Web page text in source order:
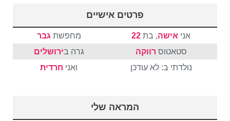
פרטים אישיים
אני אישה, בת 22 מחפשת גבר
סטאטוס רווקה גרה בירושלים
נולדתי ב: לא עודכן
ואני חרדית
המראה שלי